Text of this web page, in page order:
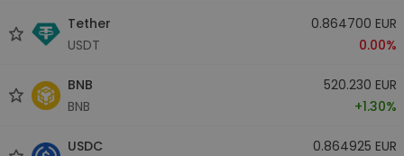
Tether
USDT
0.864700 EUR
0.00%
BNB
BNB
520.230 EUR
+1.30%
USDC
0.864925 EUR